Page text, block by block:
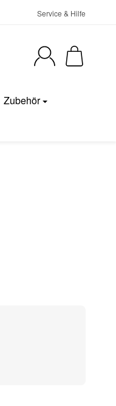
Service & Hilfe
Zubehör